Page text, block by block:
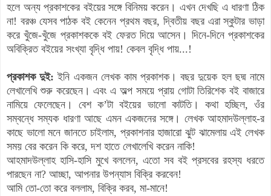
হলে অন্য প্রকাশকের বইয়ের সঙ্গে বিনিময় করেন। এখন দেখছি এ ধারণা ঠিক
না! বরঞ্চ যেসব পাঠক বই কেনেন প্রথম বছর, দ্বিতীয় বছর এরা স্কুটার ভাড়া
করে খুঁজে-খুঁজে প্রকাশককে বই ফেরত দিয়ে আসেন। দিনে-দিনে প্রকাশকের
অবিক্রিত বইয়ের সংখ্যা বৃদ্ধি পায়! কেবল বৃদ্ধি পায়...!
প্রকাশক দুই: ইনি একজন লেখক কাম প্রকাশক। বছর দুয়েক হল ছদ্ম নামে
লেখালেখি শুরু করেছেন। এবং এ অল্প সময়ে প্রায় গোটা তিরিশেক বই বাজারে
নামিয়ে ফেলেছেন। বেশ ক’টা বইয়ের ভালো কাটতি। কথা হচ্ছিল, ওঁর
সম্বন্ধে সম্যক ধারণা আছে এমন একজনের সঙ্গে। লেখক আহমাদউল্লাহ-র
কাছে ভালো মনে জানতে চাইলাম, প্রকাশনার হাজারো ঝুট ঝামেলায় এই লেখক
সময় বের করেন কি করে, দশ হাতে লেখালেখি করেন নাকি!
আহমাদউল্লাহ হাসি-হাসি মুখে বললেন, এতো সব বই প্রসবের রহস্য ধরতে
পারছেন না? আচ্ছা, আপনার উপন্যাস বিক্রি করবেন!
আমি তো-তো করে বললাম, বিক্রি করব, মা-মানে!